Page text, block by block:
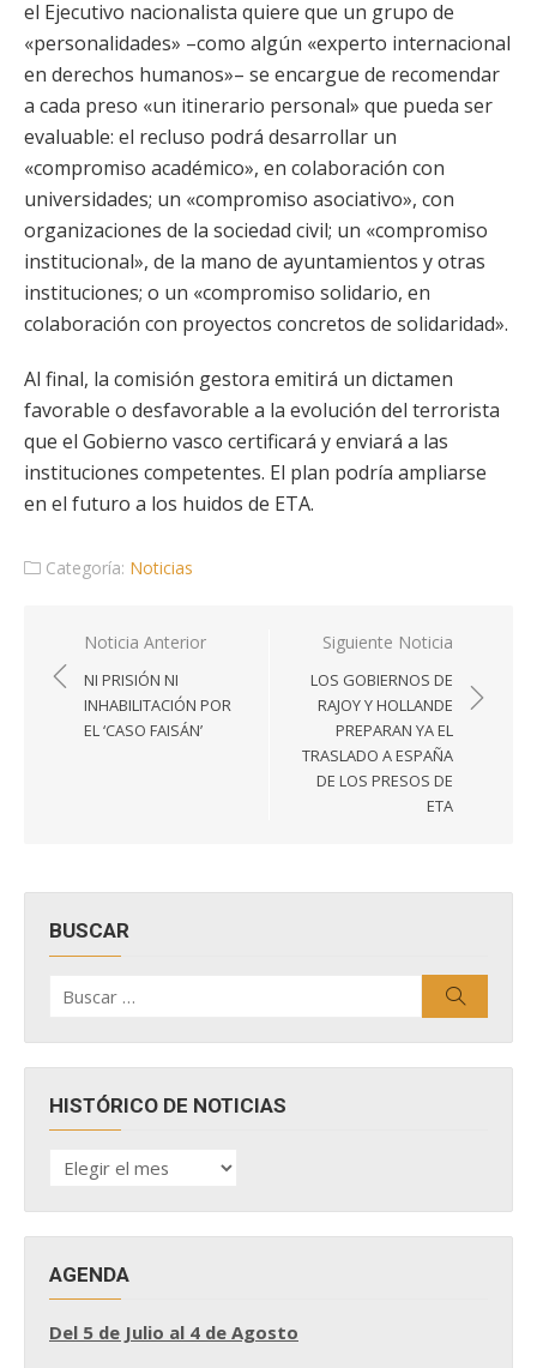
el Ejecutivo nacionalista quiere que un grupo de
«personalidades» –como algún «experto internacional
en derechos humanos»– se encargue de recomendar
a cada preso «un itinerario personal» que pueda ser
evaluable: el recluso podrá desarrollar un
«compromiso académico», en colaboración con
universidades; un «compromiso asociativo», con
organizaciones de la sociedad civil; un «compromiso
institucional», de la mano de ayuntamientos y otras
instituciones; o un «compromiso solidario, en
colaboración con proyectos concretos de solidaridad».
Al final, la comisión gestora emitirá un dictamen
favorable o desfavorable a la evolución del terrorista
que el Gobierno vasco certificará y enviará a las
instituciones competentes. El plan podría ampliarse
en el futuro a los huidos de ETA.
Categoría: Noticias
Navegación
de
entradas
Noticia Anterior
NI PRISIÓN NI
INHABILITACIÓN POR
EL ‘CASO FAISÁN’
Siguiente Noticia
LOS GOBIERNOS DE
RAJOY Y HOLLANDE
PREPARAN YA EL
TRASLADO A ESPAÑA
DE LOS PRESOS DE
ETA
BUSCAR
por:
HISTÓRICO DE NOTICIAS
HISTÓRICO
DE
AGENDA
Del 5 de Julio al 4 de Agosto